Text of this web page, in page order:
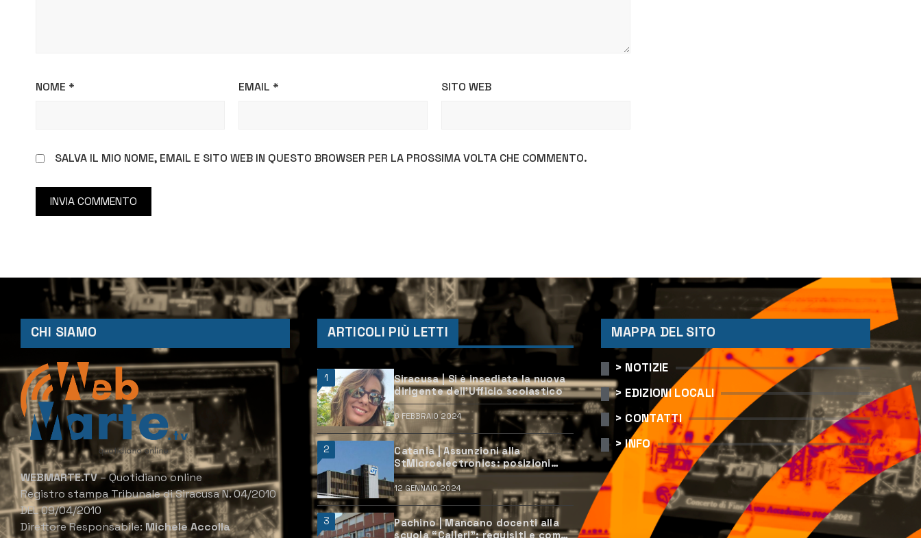
NOME * EMAIL * SITO WEB
SALVA IL MIO NOME, EMAIL E SITO WEB IN QUESTO BROWSER PER LA PROSSIMA VOLTA CHE COMMENTO.
CHI SIAMO
WEBMARTE.TV– Quotidiano online
Registro stampa Tribunale di Siracusa N. 04/2010
DEL 09/04/2010
Direttore Responsabile:Michele Accolla
ARTICOLI PIÙ LETTI
1
Siracusa | Si è insediata la nuova
dirigente dell’Ufficio scolastico
6 FEBBRAIO 2024
2
Catania | Assunzioni alla
StMicroelectronics: posizioni
aperte e come candidarsi
12 GENNAIO 2024
3
Pachino | Mancano docenti alla
scuola “Calleri”: requisiti e come
MAPPA DEL SITO
> NOTIZIE
> EDIZIONI LOCALI
> CONTATTI
> INFO